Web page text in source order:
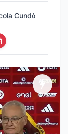
Cundò